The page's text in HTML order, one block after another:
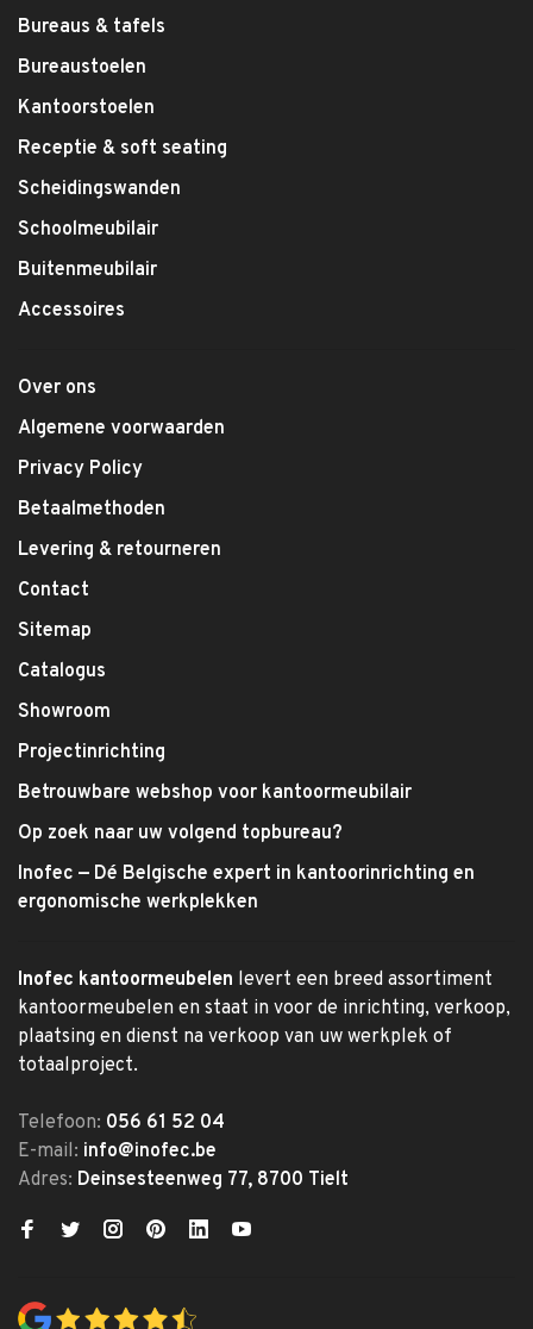
Bureaus & tafels
Bureaustoelen
Kantoorstoelen
Receptie & soft seating
Scheidingswanden
Schoolmeubilair
Buitenmeubilair
Accessoires
Over ons
Algemene voorwaarden
Privacy Policy
Betaalmethoden
Levering & retourneren
Contact
Sitemap
Catalogus
Showroom
Projectinrichting
Betrouwbare webshop voor kantoormeubilair
Op zoek naar uw volgend topbureau?
Inofec — Dé Belgische expert in kantoorinrichting en
ergonomische werkplekken
Inofec kantoormeubelen levert een breed assortiment
kantoormeubelen en staat in voor de inrichting, verkoop,
plaatsing en dienst na verkoop van uw werkplek of
totaalproject.
Telefoon: 056 61 52 04
E-mail: info@inofec.be
Adres: Deinsesteenweg 77, 8700 Tielt